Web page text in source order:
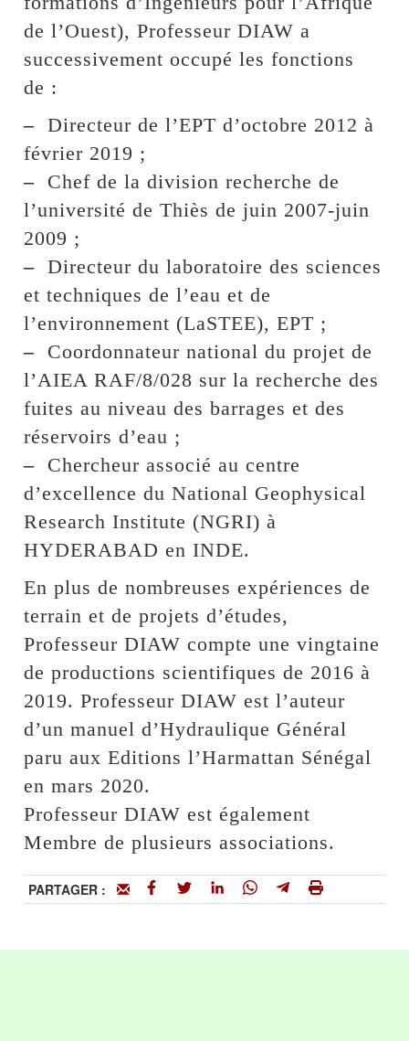
de l’Ouest), Professeur DIAW a
successivement occupé les fonctions
de :
– Directeur de l’EPT d’octobre 2012 à
février 2019 ;
– Chef de la division recherche de
l’université de Thiès de juin 2007-juin
2009 ;
– Directeur du laboratoire des sciences
et techniques de l’eau et de
l’environnement (LaSTEE), EPT ;
– Coordonnateur national du projet de
l’AIEA RAF/8/028 sur la recherche des
fuites au niveau des barrages et des
réservoirs d’eau ;
– Chercheur associé au centre
d’excellence du National Geophysical
Research Institute (NGRI) à
HYDERABAD en INDE.
En plus de nombreuses expériences de
terrain et de projets d’études,
Professeur DIAW compte une vingtaine
de productions scientifiques de 2016 à
2019. Professeur DIAW est l’auteur
d’un manuel d’Hydraulique Général
paru aux Editions l’Harmattan Sénégal
en mars 2020.
Professeur DIAW est également
Membre de plusieurs associations.
PARTAGER :